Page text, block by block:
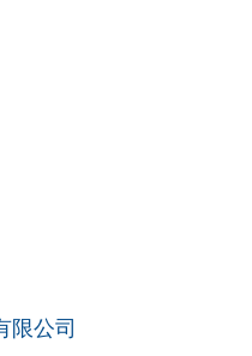
限公司